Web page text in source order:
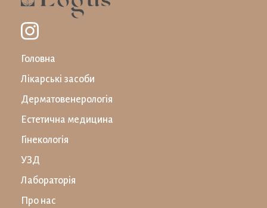
Головна
Лікарські засоби
Дерматовенерологія
Естетична медицина
Гінекологія
УЗД
Лабораторiя
Про нас